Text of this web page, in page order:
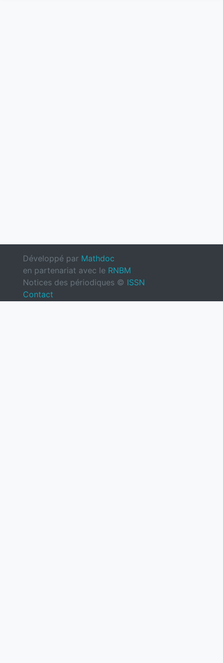
Développé par Mathdoc
en partenariat avec le RNBM
Notices des périodiques © ISSN
Contact